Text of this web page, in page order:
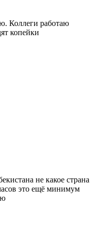
Коллеги работаю
копейки
не какое страна
это ещё минимум